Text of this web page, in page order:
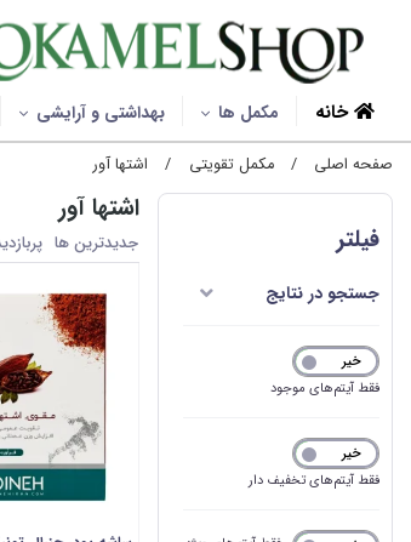
خانه مکمل ها بهداشتی و آرایشی
صفحه اصلی / مکمل تقویتی / اشتها آور
فیلتر
جستجو در نتایج
خیر
فقط آیتم‌های موجود
خیر
فقط آیتم‌های تخفیف دار
اشتها آور
جدیدترین ها